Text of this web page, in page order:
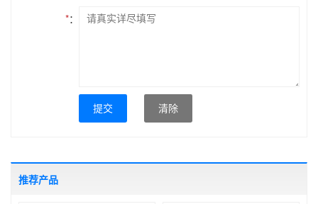
*：
提交 清除
推荐产品